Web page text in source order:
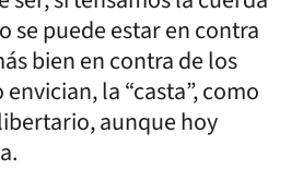
se puede estar en contra
bien en contra de los
la “casta”, como
aunque hoy